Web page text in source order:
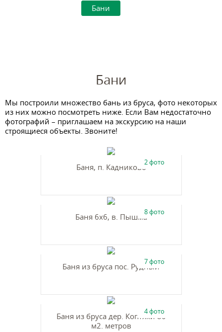
Бани
Бани
Мы построили множество бань из бруса, фото некоторых
из них можно посмотреть ниже. Если Вам недостаточно
фотографий – приглашаем на экскурсию на наши
строящиеся объекты. Звоните!
2 фото
Баня, п. Кадниково
8 фото
Баня 6х6, в. Пышма
7 фото
Баня из бруса пос. Рудный
4 фото
Баня из бруса дер. Коптяки 80
м2. метров